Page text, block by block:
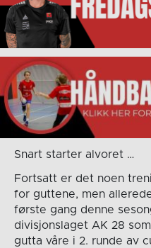
Snart starter alvoret …
Fortsatt er det noen
for guttene, men
første gang denne
divisjonslaget AK 28
gutta våre i 2. runde av